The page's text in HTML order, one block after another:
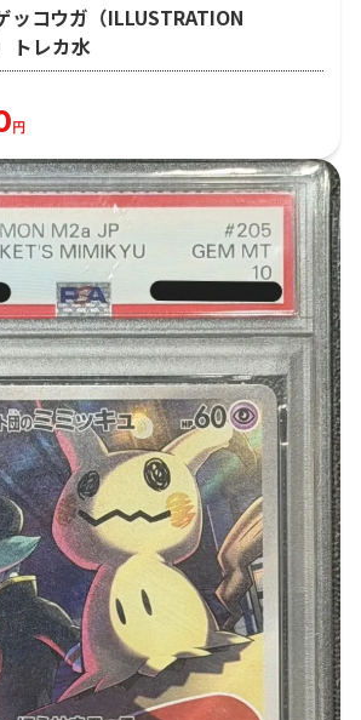
ッコウガ（ILLUSTRATION
トレカ水
円